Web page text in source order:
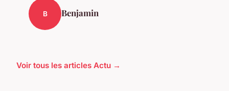
B Benjamin
Voir tous les articles Actu →